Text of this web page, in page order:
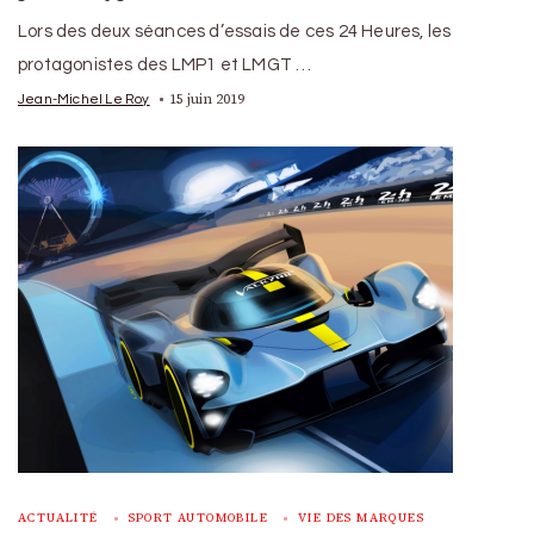
Lors des deux séances d’essais de ces 24 Heures, les
protagonistes des LMP1 et LMGT …
Jean-Michel Le Roy 15 juin 2019
ACTUALITÉ SPORT AUTOMOBILE VIE DES MARQUES